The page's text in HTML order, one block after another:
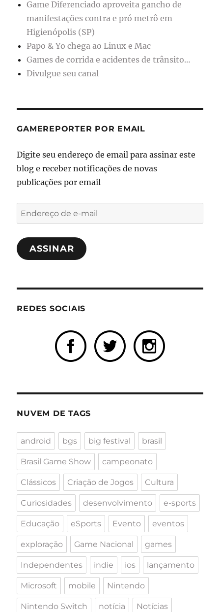
Game Diferenciado aproveita gancho de
manifestações contra e pró metrô em
Higienópolis (SP)
Papo & Yo chega ao Linux e Mac
Games de corrida e acidentes de trânsito…
Divulgue seu canal
GAMEREPORTER POR EMAIL
Digite seu endereço de email para assinar este
blog e receber notificações de novas
publicações por email
Endereço
de
e-
mailASSINAR
REDES SOCIAIS
NUVEM DE TAGS
android bgs big festival brasil
Brasil Game Show campeonato
Clássicos Criação de Jogos Cultura
Curiosidades desenvolvimento e-sports
Educação eSports Evento eventos
exploração Game Nacional games
Independentes indie ios lançamento
Microsoft mobile Nintendo
Nintendo Switch notícia Notícias